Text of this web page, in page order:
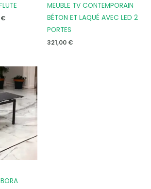
€
MEUBLE TV CONTEMPORAIN
BÉTON ET LAQUÉ AVEC LED 2
PORTES
321,00 €